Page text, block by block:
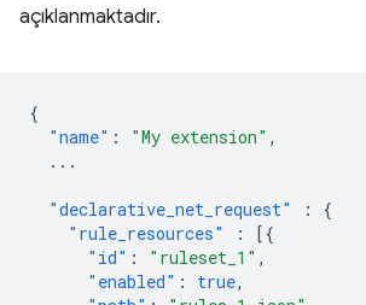
açıklanmaktadır.
{
"name" : "My extension" ,
...
"declarative_net_request" :
{
"rule_resources"
:
[{
"id" : "ruleset_1" ,
"enabled" : true,